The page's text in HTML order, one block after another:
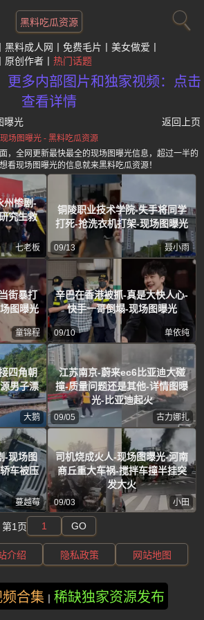
黑料吃瓜资源
黑料成人网 免费毛片
美女做爱
原创作者 热门话题
更多内部图片和独家视频：点击
查看详情
曝光 返回上页
现场图曝光 - 黑料吃瓜资源
，全网更新最快最全的现场图曝光信息，超过一半的
看现场图曝光的信息就来黑料吃瓜资源！
州惨剧-
究生救
七老板
铜陵职业技术学院-失手将同学
打死-抢洗衣机打架-现场图曝光
09/13 聂小雨
街暴打
图曝光
童锦程
辛巴在香港被抓-真是大快人心-
快手一哥倒塌-现场图曝光
09/10 单依纯
四角朝
男子漂
大鹅
江苏南京-蔚来ec6比亚迪大碰
撞-质量问题还是其他-详情图曝
光-比亚迪起火
09/05 古力娜扎
-现场图
车被压
蔓越莓
司机烧成火人-现场图曝光-河南
商丘重大车祸-搅拌车撞半挂突
发大火
09/03 小田
第1页 GO
合集 稀缺独家资源发布
介绍 隐私政策 网站地图
黑料吃瓜资源 保留所有权利